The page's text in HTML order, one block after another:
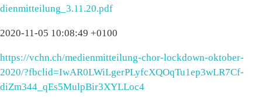
dienmitteilung_3.11.20.pdf
2020-11-05 10:08:49 +0100
https://vchn.ch/medienmitteilung-chor-lockdown-oktober-
2020/?fbclid=IwAR0LWiLgerPLyfcXQOqTu1ep3wLR7Cf-
diZm344_qEs5MulpBir3XYLLoc4